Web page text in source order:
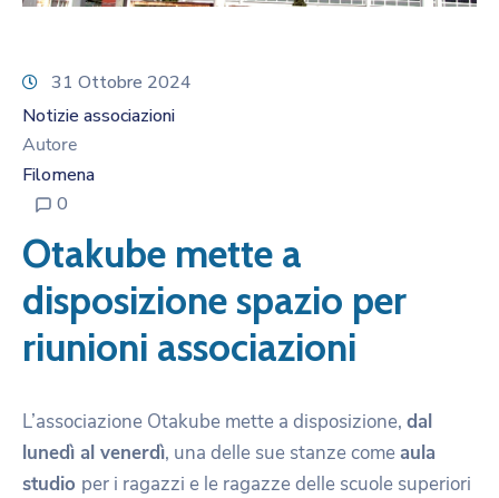
31 Ottobre 2024
Notizie associazioni
Autore
Filomena
0
Otakube mette a
disposizione spazio per
riunioni associazioni
L’associazione Otakube mette a disposizione, dal
lunedì al venerdì, una delle sue stanze comeaula
studio per i ragazzi e le ragazze delle scuole superiori